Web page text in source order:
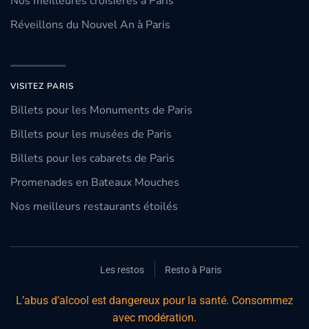
Réveillons du Nouvel An à Paris
VISITEZ PARIS
Billets pour les Monuments de Paris
Billets pour les musées de Paris
Billets pour les cabarets de Paris
Promenades en Bateaux Mouches
Nos meilleurs restaurants étoilés
Les restos Resto à Paris
L’abus d’alcool est dangereux pour la santé. Consommez
avec modération.